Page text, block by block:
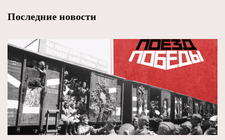
Последние новости